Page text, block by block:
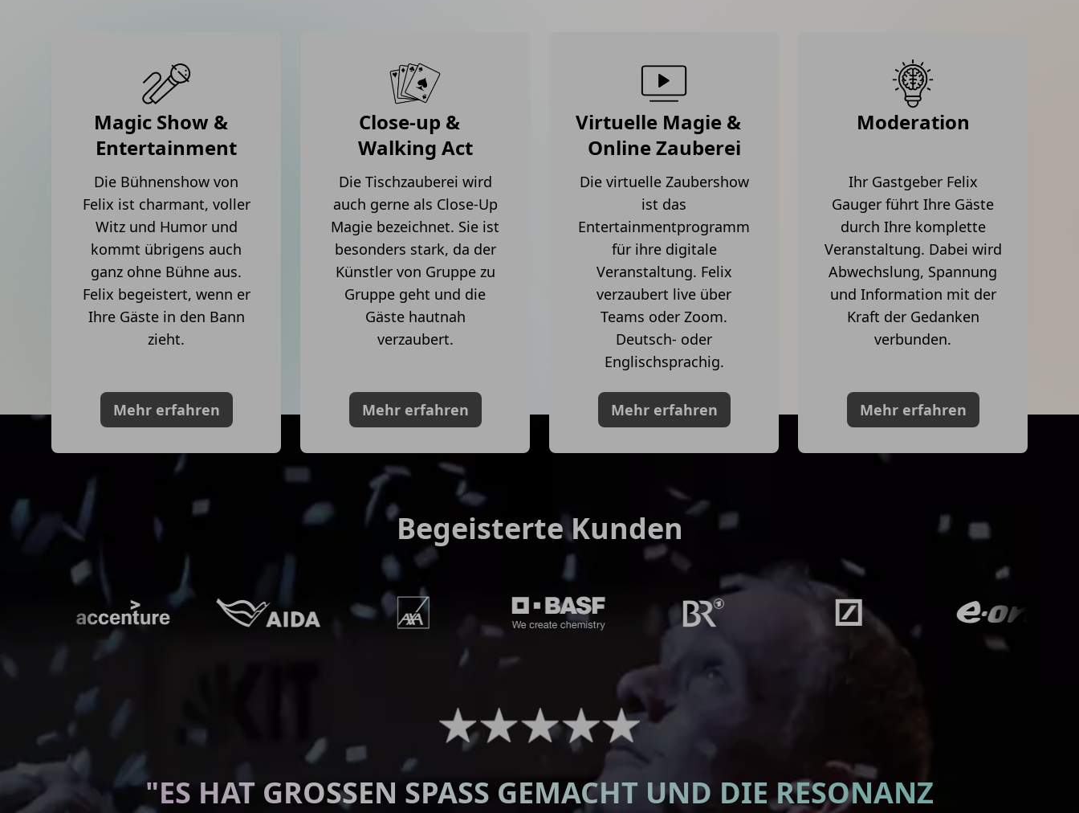
Magic Show &
Entertainment
Die Bühnenshow von
Felix ist charmant, voller
Witz und Humor und
kommt übrigens auch
ganz ohne Bühne aus.
Felix begeistert, wenn er
Ihre Gäste in den Bann
zieht.
Mehr erfahren
Close-up &
Walking Act
Die Tischzauberei wird
auch gerne als Close-Up
Magie bezeichnet. Sie ist
besonders stark, da der
Künstler von Gruppe zu
Gruppe geht und die
Gäste hautnah
verzaubert.
Mehr erfahren
Virtuelle Magie &
Online Zauberei
Die virtuelle Zaubershow
ist das
Entertainmentprogramm
für ihre digitale
Veranstaltung. Felix
verzaubert live über
Teams oder Zoom.
Deutsch- oder
Englischsprachig.
Mehr erfahren
Moderation
Ihr Gastgeber Felix
Gauger führt Ihre Gäste
durch Ihre komplette
Veranstaltung. Dabei wird
Abwechslung, Spannung
und Information mit der
Kraft der Gedanken
verbunden.
Mehr erfahren
Begeisterte Kunden
"ES HAT GROSSEN SPASS GEMACHT UND DIE RESONANZ WA